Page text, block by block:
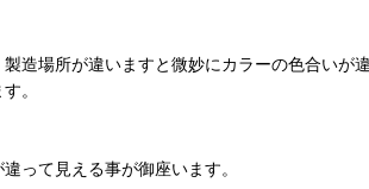
造場所が違いますと微妙にカラーの色合いが
。
って見える事が御座います。